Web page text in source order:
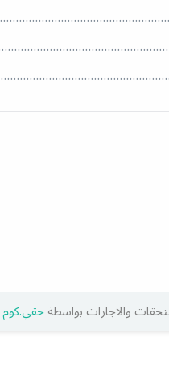
والاجارات بواسطةحقي.كوم